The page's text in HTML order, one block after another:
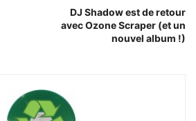
DJ Shadow est de retour
avec Ozone Scraper (et un
nouvel album !)